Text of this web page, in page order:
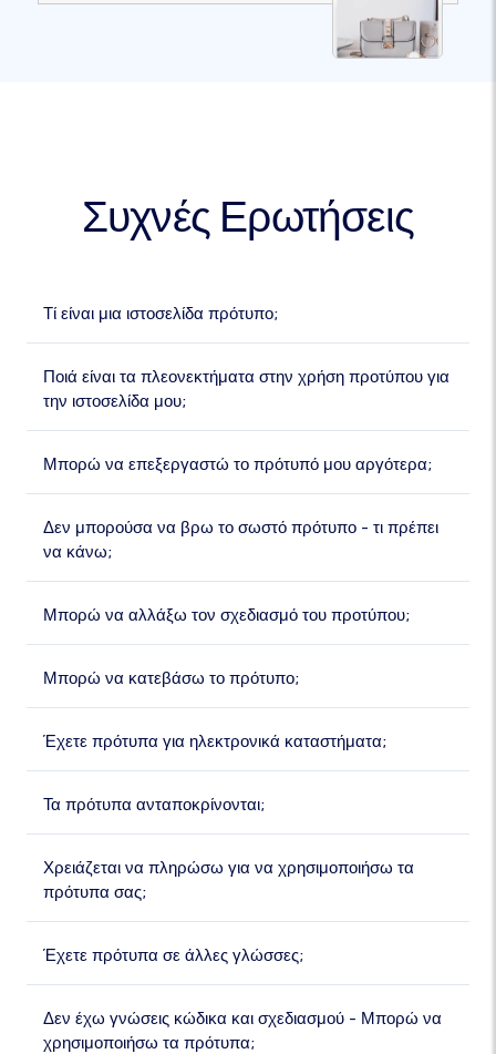
Συχνές Ερωτήσεις
Τί είναι μια ιστοσελίδα πρότυπο;
Ποιά είναι τα πλεονεκτήματα στην χρήση προτύπου για
την ιστοσελίδα μου;
Μπορώ να επεξεργαστώ το πρότυπό μου αργότερα;
Δεν μπορούσα να βρω το σωστό πρότυπο - τι πρέπει
να κάνω;
Μπορώ να αλλάξω τον σχεδιασμό του προτύπου;
Μπορώ να κατεβάσω το πρότυπο;
Έχετε πρότυπα για ηλεκτρονικά καταστήματα;
Τα πρότυπα ανταποκρίνονται;
Χρειάζεται να πληρώσω για να χρησιμοποιήσω τα
πρότυπα σας;
Έχετε πρότυπα σε άλλες γλώσσες;
Δεν έχω γνώσεις κώδικα και σχεδιασμού - Μπορώ να
χρησιμοποιήσω τα πρότυπα;